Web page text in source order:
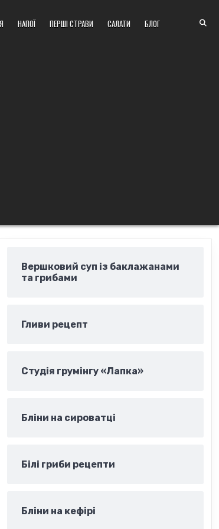
НАПОЇ ПЕРШІ СТРАВИ САЛАТИ БЛОГ
Вершковий суп із баклажанами
та грибами
Гливи рецепт
Студія грумінгу «Лапка»
Бліни на сироватці
Білі гриби рецепти
Бліни на кефірі